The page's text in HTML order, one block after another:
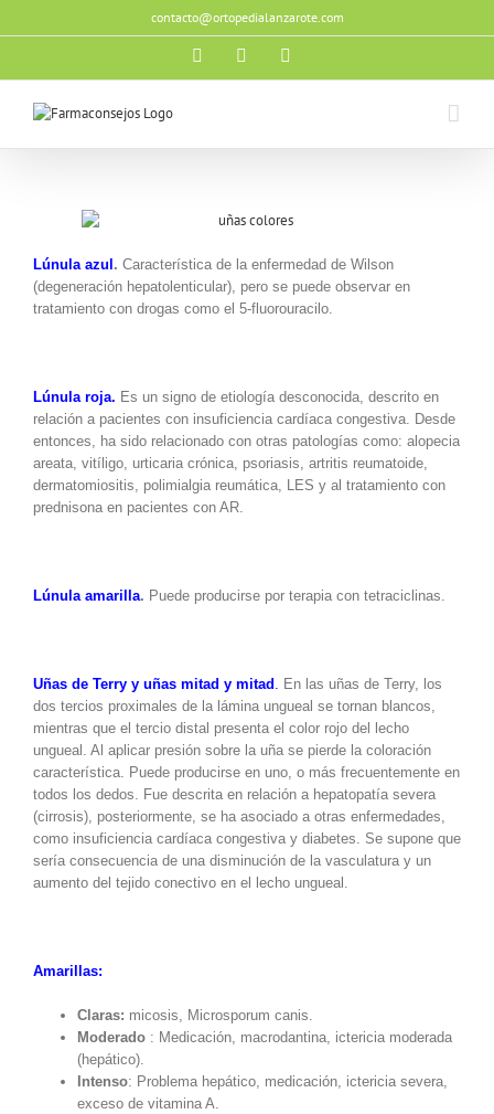
al
contacto@ortopedialanzarote.com
Facebook
Lúnula azul . Característica de la enfermedad de Wilson
(degeneración hepatolenticular), pero se puede observar en
tratamiento con drogas como el 5-fluorouracilo.
Lúnula roja. Es un signo de etiología desconocida, descrito en
relación a pacientes con insuficiencia cardíaca congestiva. Desde
entonces, ha sido relacionado con otras patologías como: alopecia
areata, vitíligo, urticaria crónica, psoriasis, artritis reumatoide,
dermatomiositis, polimialgia reumática, LES y al tratamiento con
prednisona en pacientes con AR.
Lúnula amarilla. Puede producirse por terapia con tetraciclinas.
Uñas de Terry y uñas mitad y mitad . En las uñas de Terry, los
dos tercios proximales de la lámina ungueal se tornan blancos,
mientras que el tercio distal presenta el color rojo del lecho
ungueal. Al aplicar presión sobre la uña se pierde la coloración
característica. Puede producirse en uno, o más frecuentemente en
todos los dedos. Fue descrita en relación a hepatopatía severa
(cirrosis), posteriormente, se ha asociado a otras enfermedades,
como insuficiencia cardíaca congestiva y diabetes. Se supone que
sería consecuencia de una disminución de la vasculatura y un
aumento del tejido conectivo en el lecho ungueal.
Amarillas:
Claras: micosis, Microsporum canis.
Moderado : Medicación, macrodantina, ictericia moderada
(hepático).
Intenso: Problema hepático, medicación, ictericia severa,
exceso de vitamina A.